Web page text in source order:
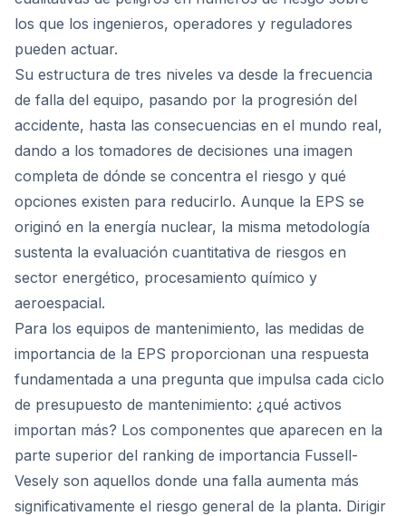
los que los ingenieros, operadores y reguladores
pueden actuar.
Su estructura de tres niveles va desde la frecuencia
de falla del equipo, pasando por la progresión del
accidente, hasta las consecuencias en el mundo real,
dando a los tomadores de decisiones una imagen
completa de dónde se concentra el riesgo y qué
opciones existen para reducirlo. Aunque la EPS se
originó en la energía nuclear, la misma metodología
sustenta la evaluación cuantitativa de riesgos en
sector energético, procesamiento químico y
aeroespacial.
Para los equipos de mantenimiento, las medidas de
importancia de la EPS proporcionan una respuesta
fundamentada a una pregunta que impulsa cada ciclo
de presupuesto de mantenimiento: ¿qué activos
importan más? Los componentes que aparecen en la
parte superior del ranking de importancia Fussell-
Vesely son aquellos donde una falla aumenta más
significativamente el riesgo general de la planta. Dirigir